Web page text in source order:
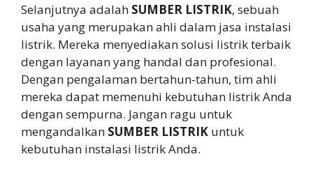
Selanjutnya adalah SUMBER LISTRIK, sebuah
usaha yang merupakan ahli dalam jasa instalasi
listrik. Mereka menyediakan solusi listrik terbaik
dengan layanan yang handal dan profesional.
Dengan pengalaman bertahun-tahun, tim ahli
mereka dapat memenuhi kebutuhan listrik Anda
dengan sempurna. Jangan ragu untuk
mengandalkan SUMBER LISTRIK untuk
kebutuhan instalasi listrik Anda.